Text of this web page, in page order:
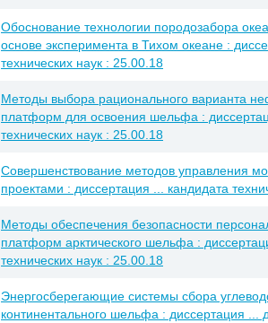
Обоснование технологии породозабора
основе эксперимента в Тихом океане :
технических наук : 25.00.18
Методы выбора рационального варианта
платформ для освоения шельфа :
технических наук : 25.00.18
Совершенствование методов управления
проектами : диссертация ... кандидата
Методы обеспечения безопасности
платформ арктического шельфа :
технических наук : 25.00.18
Энергосберегающие системы сбора
континентального шельфа : диссертация ...